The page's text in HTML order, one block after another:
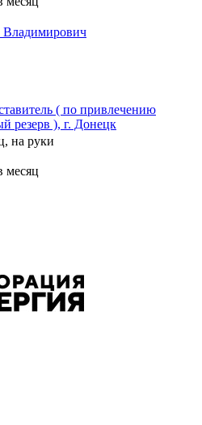
Владимирович
( по привлечению
резерв ), г. Донецк
на руки
месяц